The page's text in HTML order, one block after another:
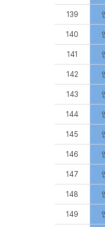
139
140
141
142
143
144
145
146
147
148
149